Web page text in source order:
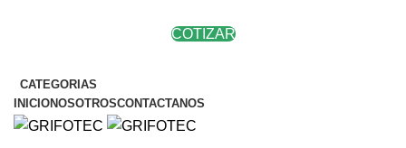
COTIZAR
CATEGORIAS
INICIONOSOTROSCONTACTANOS